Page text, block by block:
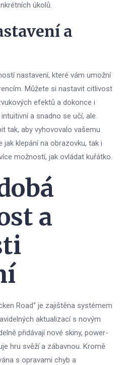
úkolů.
a
nastavení, které vám umožní
Můžete si nastavit citlivost
efektů a dokonce i
a snadno se učí, ale
tak, aby vyhovovalo vašemu
jak klepání na obrazovku, tak i
možností, jak ovládat kuřátko.
a
Road“ je zajištěna systémem
aktualizací s novým
přidávají nové skiny, power-
hru svěží a zábavnou. Kromě
s opravami chyb a